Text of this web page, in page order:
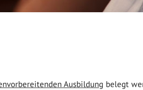
Ausbildung belegt